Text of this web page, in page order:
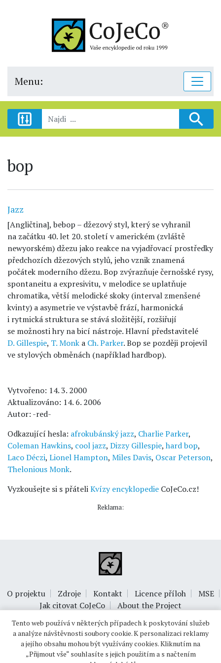
Menu:
bop
Jazz
[Angličtina], bebop – džezový styl, který se vyhranil
na začátku 40. let 20. století v americkém (zvláště
newyorském) džezu jako reakce na vyjadřovací prostředky
předchozích džezových stylů, jeho vznik znamená
počátek moderního džezu. Bop zvýrazňuje černošské rysy,
spontaneitu a expresivitu, v melodice se uplatňuje
chromatika, větší melodické skoky (interval zmenšené
kvinty) a asymetrie ve výstavbě frází, harmonická
i rytmická struktura se stává složitější, rozšiřují
se možnosti hry na bicí nástroje. Hlavní představitelé
D. Gillespie, T. Monk a Ch. Parker. Bop se později projevil
ve stylových obměnách (například hardbop).
Vytvořeno: 14. 3. 2000
Aktualizováno: 14. 6. 2006
Autor: -red-
Odkazující hesla: afrokubánský jazz, Charlie Parker,
Coleman Hawkins, cool jazz, Dizzy Gillespie, hard bop,
Laco Déczi, Lionel Hampton, Miles Davis, Oscar Peterson,
Thelonious Monk.
Vyzkoušejte si s přáteliKvízy encyklopedie CoJeCo.cz!
Reklama:
O projektu Zdroje Kontakt Licence příloh
MSE
Jak citovat CoJeCo
About the Project
Tento web používá v některých případech k poskytování služeb
a analýze návštěvnosti soubory cookie. K personalizaci reklamy
a jejího obsahu mohou být využívány cookies. Kliknutím na
„Přijmout vše“ souhlasíte s jejich použitím a s načtením